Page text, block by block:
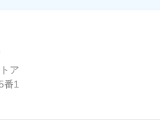
ア
番1